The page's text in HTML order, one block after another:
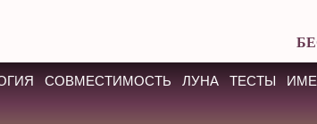
СОВМЕСТИМОСТЬ ЛУНА ТЕСТЫ